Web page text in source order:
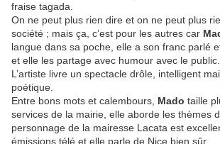
fraise tagada.
On ne peut plus rien dire et on ne peut plus
société ; mais ça, c’est pour les autres car
langue dans sa poche, elle a son franc parlé
et elle les partage avec humour avec le public.
L’artiste livre un spectacle drôle, intelligent
poétique.
Entre bons mots et calembours, Mado taille
services de la mairie, elle aborde les thèmes
personnage de la mairesse Lacata est
émissions télé et elle parle de Nice bien sûr.